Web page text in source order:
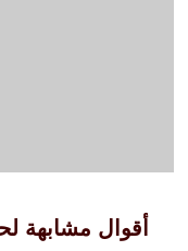
أقوال مشابهة